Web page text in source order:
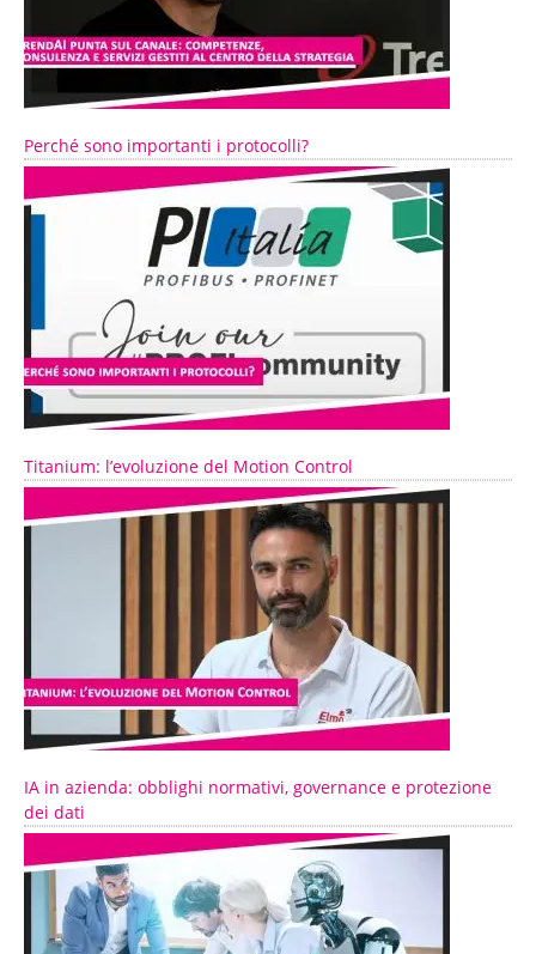
Perché sono importanti i protocolli?
Titanium: l’evoluzione del Motion Control
IA in azienda: obblighi normativi, governance e protezione
dei dati